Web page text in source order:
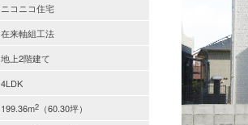
ニコニコ住宅
在来軸組工法
地上2階建て
4LDK
199.36m2 （60.30坪）